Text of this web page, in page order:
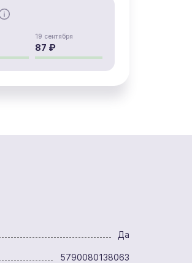
19 сентября
87 ₽
Да
5790080138063